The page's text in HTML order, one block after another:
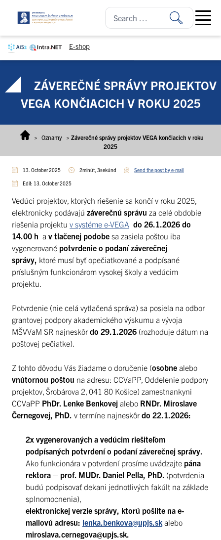
E-shop
Open
ZÁVEREČNÉ SPRÁVY PROJEKTOV
VEGA KONČIACICH V ROKU 2025
> Oznamy > Záverečné správy projektov VEGA končiacich v roku
2025
13. October 2025 2minút, 3sekúnd Send the post by e-mail
Edit: 13. October 2025
Vedúci projektov, ktorých riešenie sa končí v roku 2025,
elektronicky podávajú záverečnú správu za celé obdobie
riešenia projektu v systéme e-VEGA do 26.1.2026 do
14.00 h a v tlačenej podobe sa zasiela poštou iba
vygenerované potvrdenie o podaní záverečnej
správy, ktoré musí byť opečiatkované a podpísané
príslušným funkcionárom vysokej školy a vedúcim
projektu.
Potvrdenie (nie celá vytlačená správa) sa posiela na odbor
grantovej podpory akademického výskumu a vývoja
MŠVVaM SR najneskôr do 29.1.2026 (rozhoduje dátum na
poštovej pečiatke).
Z tohto dôvodu Vás žiadame o doručenie (osobne alebo
vnútornou poštou na adresu: CCVaPP, Oddelenie podpory
projektov, Šrobárova 2, 041 80 Košice) zamestnankyni
CCVaPP PhDr. Lenke Benkovej alebo RNDr. Miroslave
Černegovej, PhD. v termíne najneskôr do 22.1.2026:
2x vygenerovaných a vedúcim riešiteľom
podpísaných potvrdení o podaní záverečnej správy.
Ako funkcionára v potvrdení prosíme uvádzajte pána
rektora – prof. MUDr. Daniel Pella, PhD. (potvrdenia
budú podpisovať dekani jednotlivých fakúlt na základe
splnomocnenia),
elektronickej verzie správy, ktorú pošlite na e-
mailovú adresu: lenka.benkova@upjs.sk alebo
miroslava.cernegova@upjs.sk.